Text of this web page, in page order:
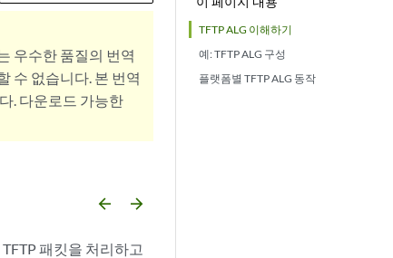
TFTP ALG 이해하기
예: TFTP ALG 구성
플랫폼별 TFTP ALG 동작
우수한 품질의 번역
수 없습니다. 본 번역
. 다운로드 가능한
arrow_backward arrow_forward
패킷을 처리하고